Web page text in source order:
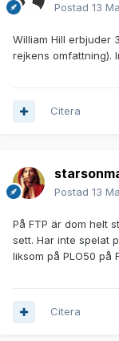
Postad 13
William Hill erbjuder
rejkens omfattning).
Citera
Postad 13
På FTP är dom helt
sett. Har inte spelat
liksom på PLO50 på
Citera